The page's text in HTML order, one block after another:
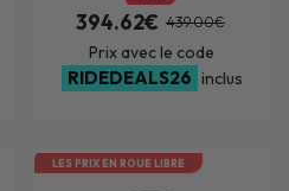
394.62€ 439.00€
Prix avec le code
RIDEDEALS26 inclus
LES PRIX EN ROUE LIBRE